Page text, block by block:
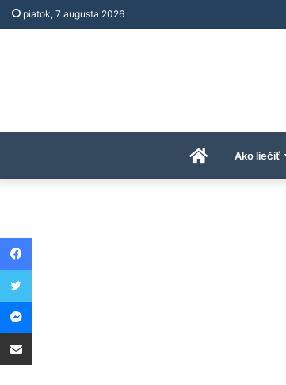
piatok, 7 augusta 2026
ÚvodnáAko liečiť
Facebook
Twitter
Messenger
Share via Email